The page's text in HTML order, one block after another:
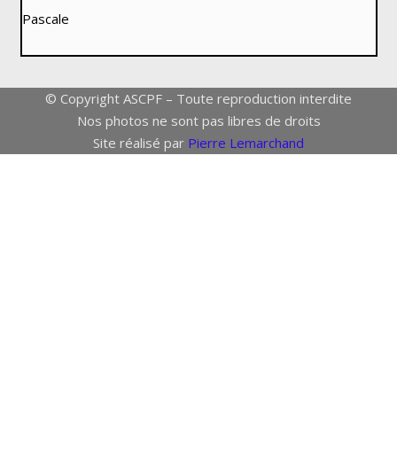
Pascale
© Copyright ASCPF – Toute reproduction interdite
Nos photos ne sont pas libres de droits
Site réalisé par Pierre Lemarchand